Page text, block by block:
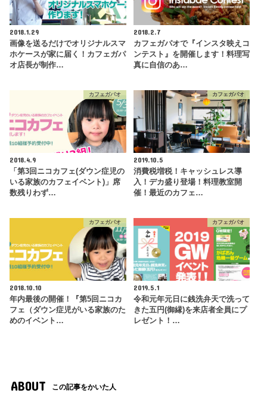
2018.1.29
画像を送るだけでオリジナルスマ
ホケースが家に届く！カフェガパ
オ店長が制作…
2018.2.7
カフェガパオで『インスタ映えコ
ンテスト』を開催します！料理写
真に自信のあ…
カフェガパオ
2018.4.9
「第3回ニコカフェ(ダウン症児の
いる家族のカフェイベント)」席
数残りわず…
カフェガパオ
2019.10.5
消費税増税！キャッシュレス導
入！デカ盛り登場！料理教室開
催！最近のカフェ…
カフェガパオ
2018.10.10
年内最後の開催！『第5回ニコカ
フェ（ダウン症児がいる家族のた
めのイベント…
カフェガパオ
2019.5.1
令和元年元日に銭洗弁天で洗って
きた五円(御縁)を来店者全員にプ
レゼント！…
ABOUT この記事をかいた人